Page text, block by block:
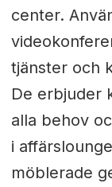
center.
tjänster och
De erbjuder
alla behov
i
möblerade